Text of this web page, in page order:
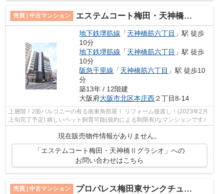
売買 | 中古マンション エステムコート梅田・天神橋Ⅱグラシオ
地下鉄堺筋線 「天神橋筋六丁目 」駅 徒歩
10分
地下鉄堺筋線 「天神橋筋六丁目 」駅 徒歩
10分
阪急千里線 「天神橋筋六丁目 」駅 徒歩10
分
築13年 / 12階建
大阪府大阪市北区本庄西２丁目8-14
上層階！2面バルコニーの有る南東角部屋！ リフォーム後渡し！(2023年2月
上旬完了予定) 嬉しいペット飼育可能(規約による制限有)なマンションです♪
現在販売物件情報がありません。
「エステムコート梅田・天神橋Ⅱグラシオ」への
お問い合わせはこちら
売買 | 中古マンション プロパレス梅田東サンクチュエール